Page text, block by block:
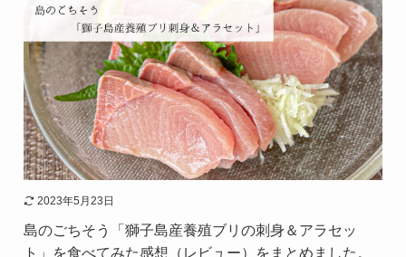
2023年5月23日
島のごちそう「獅子島産養殖ブリの刺身＆アラセッ
ト」を食べてみた感想（レビュー）をまとめました。